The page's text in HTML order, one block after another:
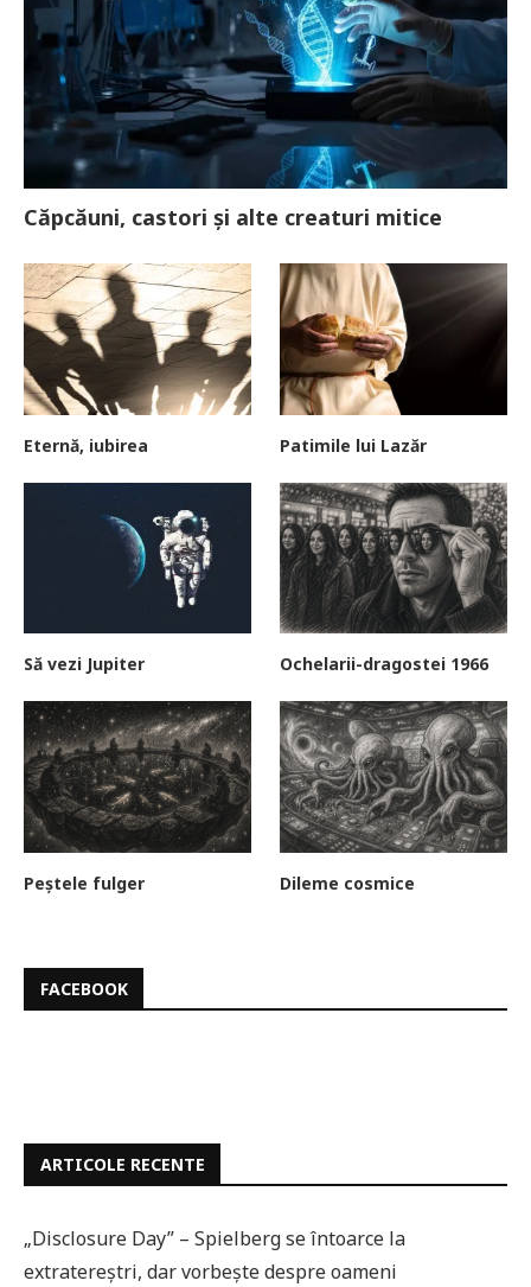
Căpcăuni, castori și alte creaturi mitice
Eternă, iubirea Patimile lui Lazăr
Să vezi Jupiter Ochelarii-dragostei 1966
Peștele fulger Dileme cosmice
FACEBOOK
ARTICOLE RECENTE
„Disclosure Day” – Spielberg se întoarce la
extratereștri, dar vorbește despre oameni